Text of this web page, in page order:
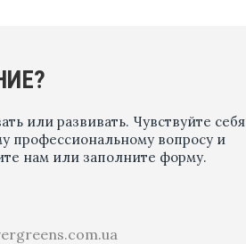
или развивать. Чувствуйте себя
профессиональному вопросу и
нам или заполните форму.